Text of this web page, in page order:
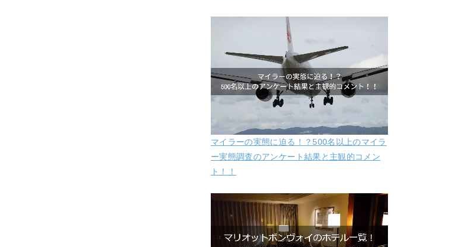
マイラーの実態に迫る！？500名以上のマイラ
ー実態調査のアンケート結果と主観的コメン
ト！！